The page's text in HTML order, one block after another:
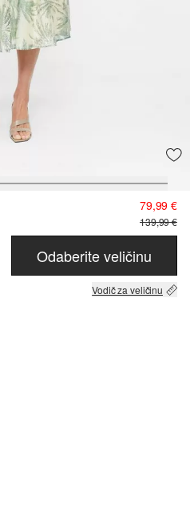
79,99 €
139,99 €
Odaberite veličinu
Vodič za veličinu